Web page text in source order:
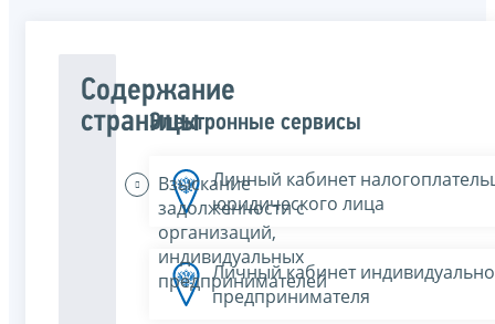
Содержание
страницы
Взыскание
задолженности с
организаций,
индивидуальных
предпринимателей
Электронные сервисы
Личный кабинет
юридического лица
Личный кабинет
предпринимателя